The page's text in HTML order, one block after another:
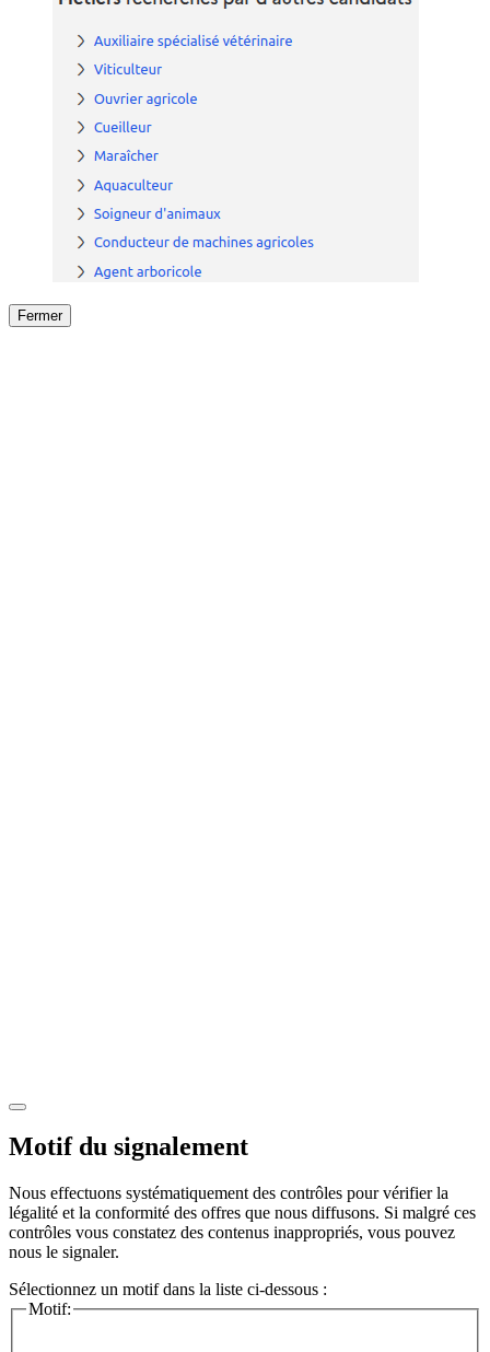
Fermer
Motif du signalement
Nous effectuons systématiquement des contrôles pour vérifier la
légalité et la conformité des offres que nous diffusons. Si malgré ces
contrôles vous constatez des contenus inappropriés, vous pouvez
nous le signaler.
Sélectionnez un motif dans la liste ci-dessous :
Motif: